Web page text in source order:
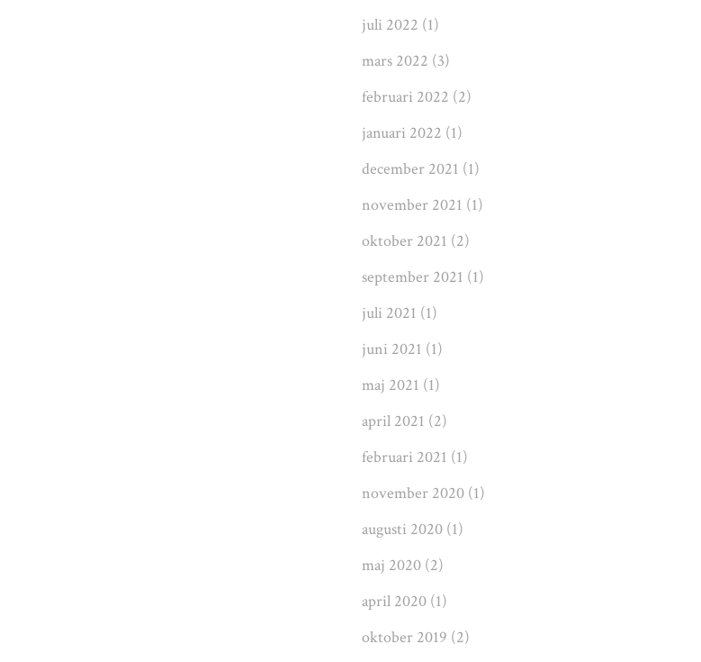
juli 2022 (1)
mars 2022 (3)
februari 2022 (2)
januari 2022 (1)
december 2021 (1)
november 2021 (1)
oktober 2021 (2)
september 2021 (1)
juli 2021 (1)
juni 2021 (1)
maj 2021 (1)
april 2021 (2)
februari 2021 (1)
november 2020 (1)
augusti 2020 (1)
maj 2020 (2)
april 2020 (1)
oktober 2019 (2)